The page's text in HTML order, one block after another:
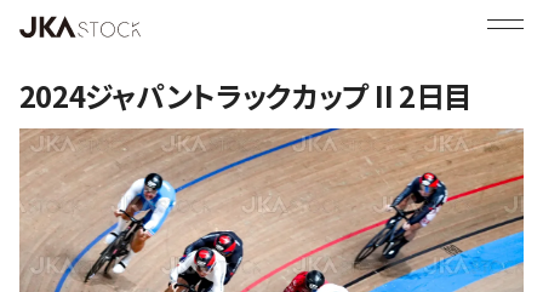
2024ジャパントラックカップ II 2日目